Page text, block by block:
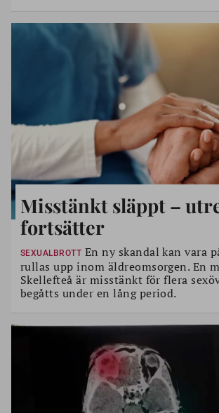
Misstänkt släppt –
fortsätter
SEXUALBROTT En ny skandal kan vara
rullas upp inom äldreomsorgen. En
Skellefteå är misstänkt för flera
begåtts under en lång period.